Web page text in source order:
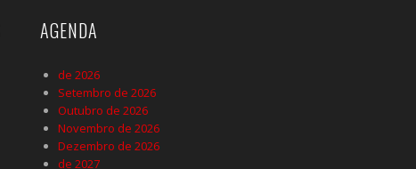
AGENDA
de 2026
Setembro de 2026
Outubro de 2026
Novembro de 2026
Dezembro de 2026
de 2027